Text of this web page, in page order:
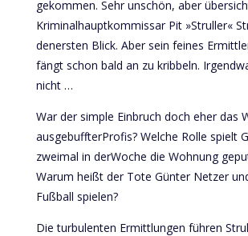
gekommen. Sehr unschön, aber
Kriminalhauptkommissar Pit »Struller«
denersten Blick. Aber sein feines
fängt schon bald an zu kribbeln.
nicht …
War der simple Einbruch doch eher das
ausgebuffterProfis? Welche Rolle spielt
zweimal in derWoche die Wohnung
Warum heißt der Tote Günter Netzer
Fußball spielen?
Die turbulenten Ermittlungen führen